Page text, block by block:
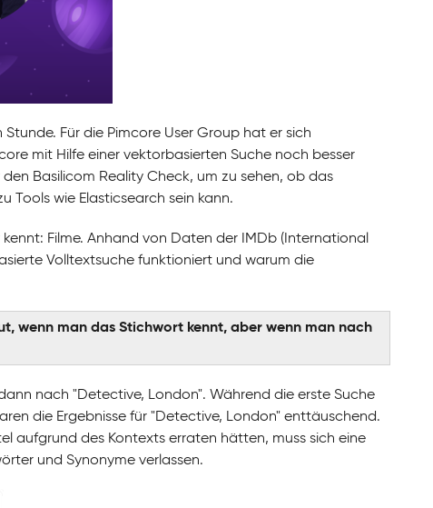
Für die Pimcore User Group hat er sich
mit Hilfe einer vektorbasierten Suche noch besser
Basilicom Reality Check, um zu sehen, ob das
Tools wie Elasticsearch sein kann.
Filme. Anhand von Daten der IMDb (International
Volltextsuche funktioniert und warum die
wenn man das Stichwort kennt, aber wenn man nach
nach "Detective, London". Während die erste Suche
die Ergebnisse für "Detective, London" enttäuschend.
aufgrund des Kontexts erraten hätten, muss sich eine
und Synonyme verlassen.